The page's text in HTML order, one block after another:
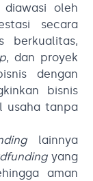
diawasi oleh
secara
berkualitas,
, dan proyek
dengan
bisnis
usaha tanpa
lainnya
yang
aman